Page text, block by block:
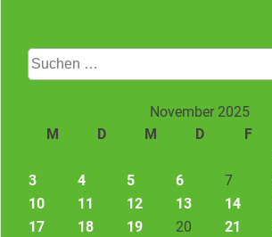
Suchen
nach:
November 2025
M
D M D F
3
4 5 6 7
10
11 12 13 14
17
18 19 20 21